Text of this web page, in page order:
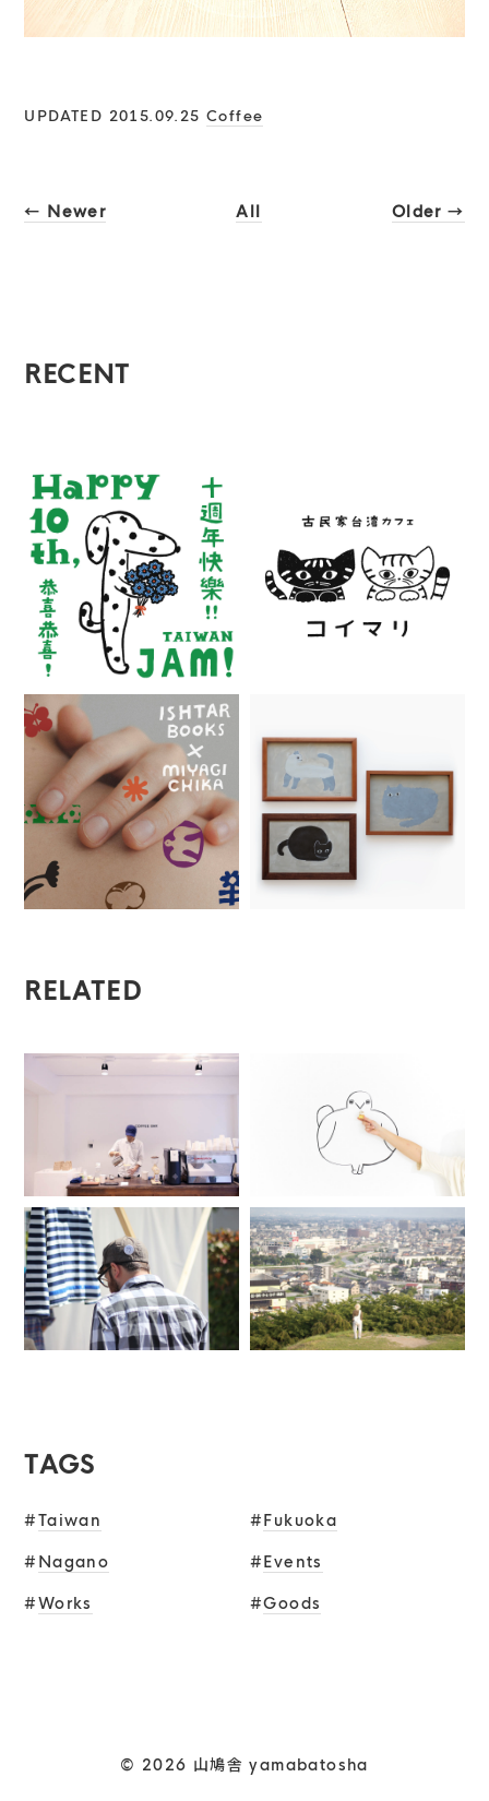
UPDATED 2015.09.25Coffee
Older →
← Newer All
RECENT
RELATED
TAGS
#Taiwan #Fukuoka
# Nagano #Events
#Works #Goods
© 2026 山鳩舎 yamabatosha